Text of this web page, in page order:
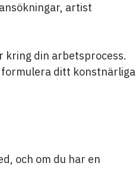
artist
kring din arbetsprocess.
ditt konstnärliga
och om du har en